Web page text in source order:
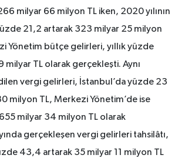
milyar 66 milyon TL iken, 2020 yılının
21,2 artarak 323 milyar 25 milyon
Yönetim bütçe gelirleri, yıllık yüzde
milyar TL olarak gerçekleşti. Aynı
vergi gelirleri, İstanbul’da yüzde 23
milyon TL, Merkezi Yönetim’de ise
milyar 34 milyon TL olarak
gerçekleşen vergi gelirleri tahsilâtı,
43,4 artarak 35 milyar 11 milyon TL